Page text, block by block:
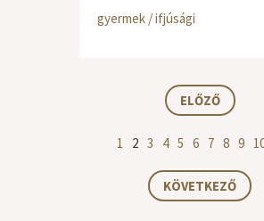
gyermek / ifjúsági
ELŐZŐ
1 2 3 4 5 6 7 8 9
KÖVETKEZŐ